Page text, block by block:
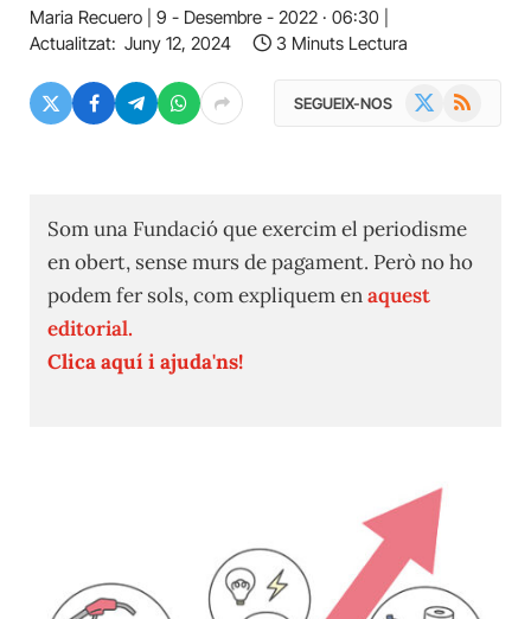
Maria Recuero
9 - Desembre - 2022 · 06:30
Actualitzat: Juny 12, 2024 3 Minuts Lectura
SEGUEIX-NOS RSS
Som una Fundació que exercim el periodisme
en obert, sense murs de pagament. Però no ho
podem fer sols, com expliquem enaquest
editorial.
Clica aquí i ajuda'ns!